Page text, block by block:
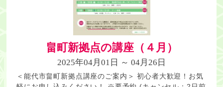
畠町新拠点の講座（４月）
2025年04月01日 ～ 04月26日
＜能代市畠町新拠点講座のご案内＞ 初心者大歓迎！お気